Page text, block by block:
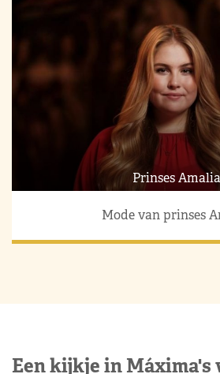
Prinses Amalia
Mode van prinses
Een kijkje in